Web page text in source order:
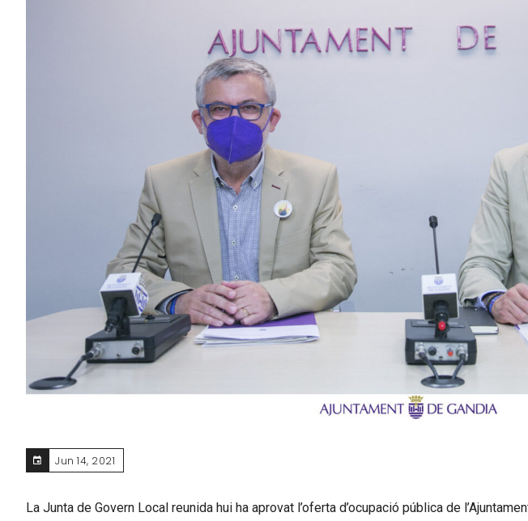
Jun 14, 2021
La Junta de Govern Local reunida hui ha aprovat l’oferta d’ocupació pública de